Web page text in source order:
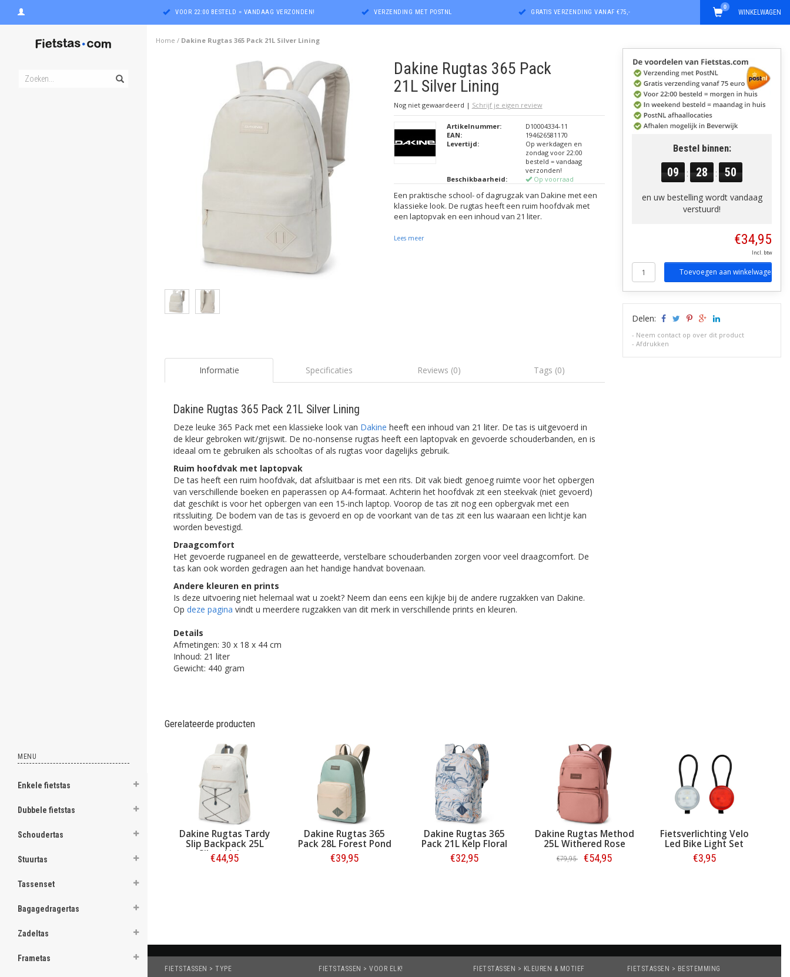
VOOR 22:00 BESTELD = VANDAAG VERZONDEN! VERZENDING MET POSTNL GRATIS VERZENDING VANAF €75,- WINKELWAGEN
0
MENU
Enkele fietstas
Dubbele fietstas
Schoudertas
Stuurtas
Tassenset
Bagagedragertas
Zadeltas
Frametas
ghost
ghost
ghost
.
.
.
Home / Dakine Rugtas 365 Pack 21L Silver Lining
Dakine Rugtas 365 Pack
21L Silver Lining
Nog niet gewaardeerd | Schrijf je eigen review
Artikelnummer:
D10004334-11
EAN:
194626581170
Levertijd:
Op werkdagen en
zondag voor 22:00
besteld = vandaag
verzonden!
Beschikbaarheid:
Op voorraad
Een praktische school- of dagrugzak van Dakine met een
klassieke look. De rugtas heeft een ruim hoofdvak met
een laptopvak en een inhoud van 21 liter.
Lees meer
Informatie Specificaties Reviews (0) Tags (0)
Dakine Rugtas 365 Pack 21L Silver Lining
Deze leuke 365 Pack met een klassieke look van Dakine heeft een inhoud van 21 liter. De tas is uitgevoerd in
de kleur gebroken wit/grijswit. De no-nonsense rugtas heeft een laptopvak en gevoerde schouderbanden, en is
ideaal om te gebruiken als schooltas of als rugtas voor dagelijks gebruik.
Ruim hoofdvak met laptopvak
De tas heeft een ruim hoofdvak, dat afsluitbaar is met een rits. Dit vak biedt genoeg ruimte voor het opbergen
van verschillende boeken en paperassen op A4-formaat. Achterin het hoofdvak zit een steekvak (niet gevoerd)
dat geschikt is voor het opbergen van een 15-inch laptop. Voorop de tas zit nog een opbergvak met een
ritssluiting. De bodem van de tas is gevoerd en op de voorkant van de tas zit een lus waaraan een lichtje kan
worden bevestigd.
Draagcomfort
Het gevoerde rugpaneel en de gewatteerde, verstelbare schouderbanden zorgen voor veel draagcomfort. De
tas kan ook worden gedragen aan het handige handvat bovenaan.
Andere kleuren en prints
Is deze uitvoering niet helemaal wat u zoekt? Neem dan eens een kijkje bij de andere rugzakken van Dakine.
Op deze pagina vindt u meerdere rugzakken van dit merk in verschillende prints en kleuren.
Details
Afmetingen: 30 x 18 x 44 cm
Inhoud: 21 liter
Gewicht: 440 gram
Bestel binnen:
09 : 28 : 49
en uw bestelling wordt vandaag
verstuurd!
€34,95
Incl. btw
Toevoegen aan winkelwagen
Delen:
- Neem contact op over dit product
-Afdrukken
Gerelateerde producten
Dakine Rugtas Tardy
Slip Backpack 25L
Silver Lining
€44,95
Dakine Rugtas 365
Pack 28L Forest Pond
€39,95
Dakine Rugtas 365
Pack 21L Kelp Floral
€32,95
Dakine Rugtas Method
25L Withered Rose
€79,95 €54,95
Fietsverlichting Velo
Led Bike Light Set
€3,95
FIETSTASSEN > TYPE FIETSTASSEN > VOOR ELK! FIETSTASSEN > KLEUREN & MOTIEF FIETSTASSEN > BESTEMMING